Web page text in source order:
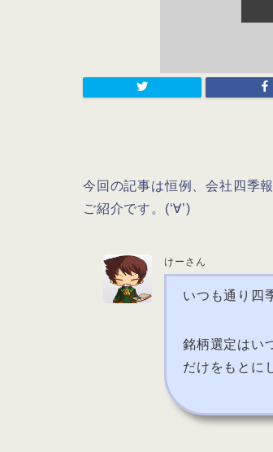
今回の記事は恒例、会社四季
ご紹介です。(‘∀’)
けーさん
いつも通り四
銘柄選定はい
だけをもとに